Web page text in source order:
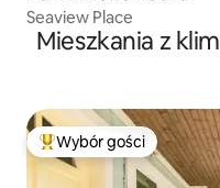
Seaview Place
Mieszkania z
Najpopularniejsze z
Wybór gości